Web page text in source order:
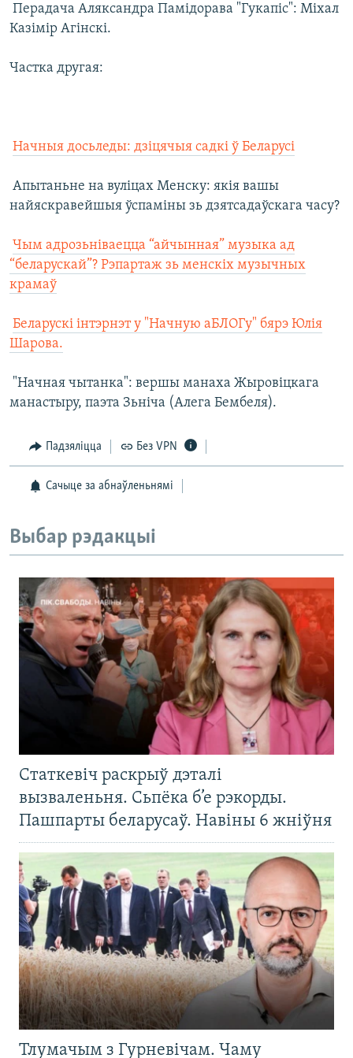
 Перадача Аляксандра Памідорава "Гукапіс": Міхал
Казімір Агінскі.
Частка другая:
Начныя досьледы: дзіцячыя садкі ў Беларусі
 Апытаньне на вуліцах Менску: якія вашы
найяскравейшыя ўспаміны зь дзятсадаўскага часу?
Чым адрозьніваецца “айчынная” музыка ад
“беларускай”? Рэпартаж зь менскіх музычных
крамаў
Беларускі інтэрнэт у "Начную аБЛОГу" бярэ Юлія
Шарова.
 "Начная чытанка": вершы манаха Жыровіцкага
манастыру, паэта Зьніча (Алега Бембеля).
Падзяліцца Без VPN
Сачыце за абнаўленьнямі
Выбар рэдакцыі
Статкевіч раскрыў дэталі
вызваленьня. Сьпёка б’е рэкорды.
Пашпарты беларусаў. Навіны 6 жніўня
Тлумачым з Гурневічам. Чаму